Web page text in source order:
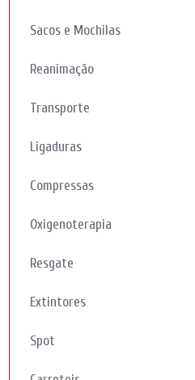
Sacos e Mochilas
Reanimação
Transporte
Ligaduras
Compressas
Oxigenoterapia
Resgate
Extintores
Spot